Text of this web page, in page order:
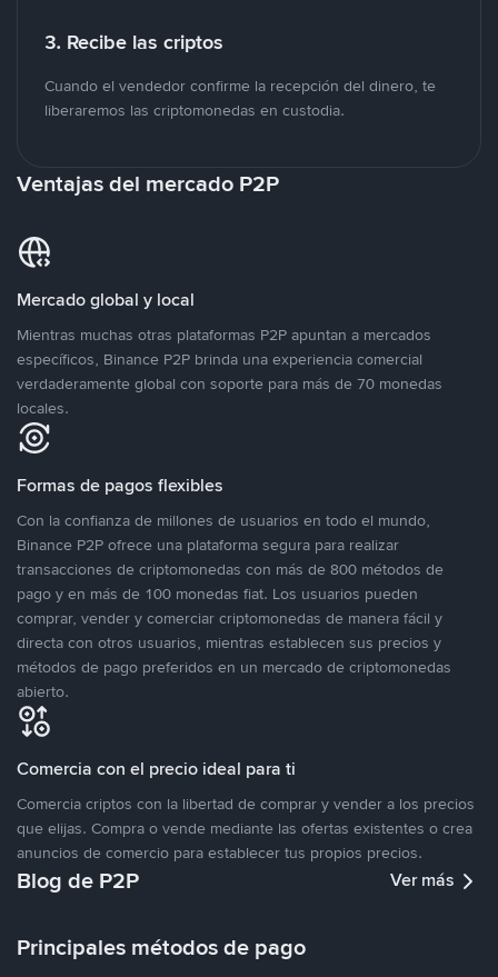
3. Recibe las criptos
Cuando el vendedor confirme la recepción del dinero, te
liberaremos las criptomonedas en custodia.
Ventajas del mercado P2P
Mercado global y local
Mientras muchas otras plataformas P2P apuntan a mercados
específicos, Binance P2P brinda una experiencia comercial
verdaderamente global con soporte para más de 70 monedas
locales.
Formas de pagos flexibles
Con la confianza de millones de usuarios en todo el mundo,
Binance P2P ofrece una plataforma segura para realizar
transacciones de criptomonedas con más de 800 métodos de
pago y en más de 100 monedas fiat. Los usuarios pueden
comprar, vender y comerciar criptomonedas de manera fácil y
directa con otros usuarios, mientras establecen sus precios y
métodos de pago preferidos en un mercado de criptomonedas
abierto.
Comercia con el precio ideal para ti
Comercia criptos con la libertad de comprar y vender a los precios
que elijas. Compra o vende mediante las ofertas existentes o crea
anuncios de comercio para establecer tus propios precios.
Blog de P2P Ver más
Principales métodos de pago